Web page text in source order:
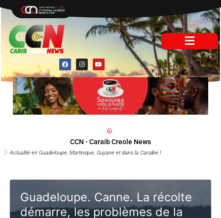
contenu
F
a
c
e
b
o
o
k
I
n
s
t
m
Y
o
u
t
b
e
Actualité en Guadeloupe, Martinique, Guyane et dans la Caraïbe !
CCN - Caraib Creole News
Guadeloupe. Canne. La récolte
démarre, les problèmes de la